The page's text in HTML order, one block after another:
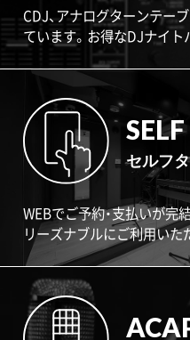
CDJ、アナログターンテー
ています。お得なDJナイ
セルフ
WEBでご予約・支払いが完
リーズナブルにご利用いた